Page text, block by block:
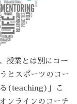
授業とは別にコー
とスポーツのコー
る(teaching)」こ
ンラインのコーチ